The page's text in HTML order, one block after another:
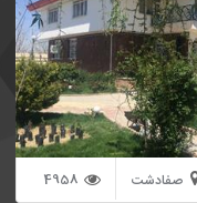
صفادشت 4958